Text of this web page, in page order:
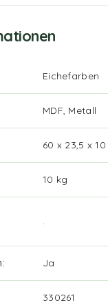
Eichefarben
MDF, Metall
60 x 23,5 x
10 kg
.
Ja
330261